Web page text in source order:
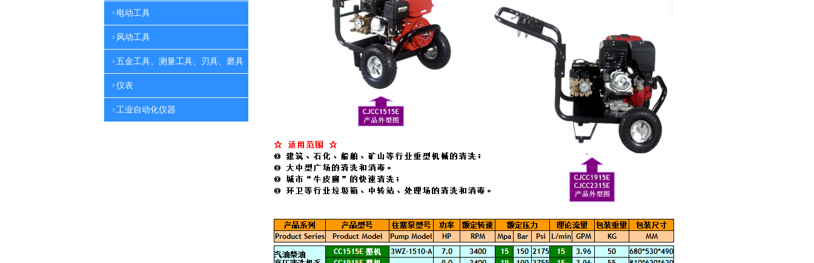
电动工具
风动工具
五金工具、测量工具、刃具、磨具
仪表
工业自动化仪器